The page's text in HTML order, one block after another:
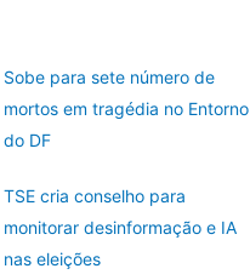
Sobe para sete número de
mortos em tragédia no Entorno
do DF
TSE cria conselho para
monitorar desinformação e IA
nas eleições